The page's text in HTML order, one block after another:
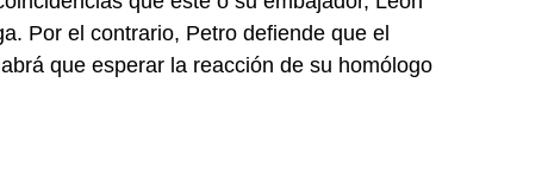
Por el contrario, Petro defiende que el
que esperar la reacción de su homólogo